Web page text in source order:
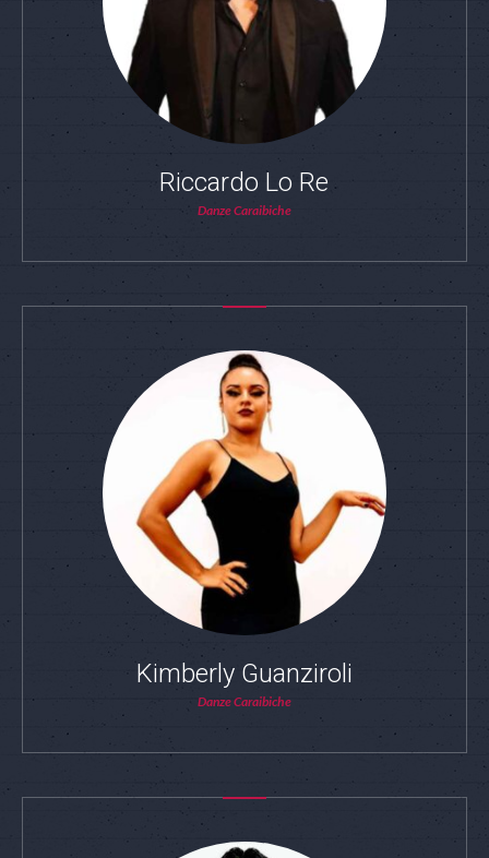
Riccardo Lo Re
Danze Caraibiche
Kimberly Guanziroli
Danze Caraibiche